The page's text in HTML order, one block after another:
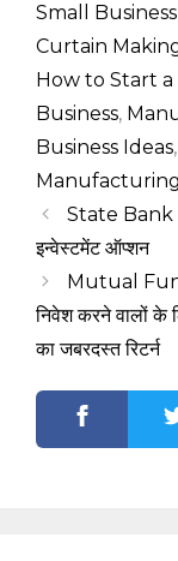
Small
Curtain
How to Start a
Business,
Business Ideas,
State Bank
इन्वेस्टमेंट ऑप्शन
Mutual
निवेश करने वालों के
का जबरदस्त रिटर्न